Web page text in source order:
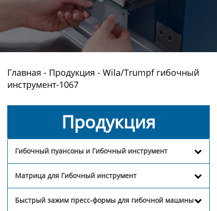
Главная - Продукция - Wila/Trumpf гибочный
инструмент-1067
Продукция
Гибочный пуансоны и Гибочный инструмент
Матрица для Гибочный инструмент
Быстрый зажим пресс-формы для гибочной машины